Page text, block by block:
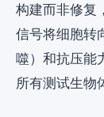
构建而非修复
信号将细胞转
噬）和抗压能
所有测试生物